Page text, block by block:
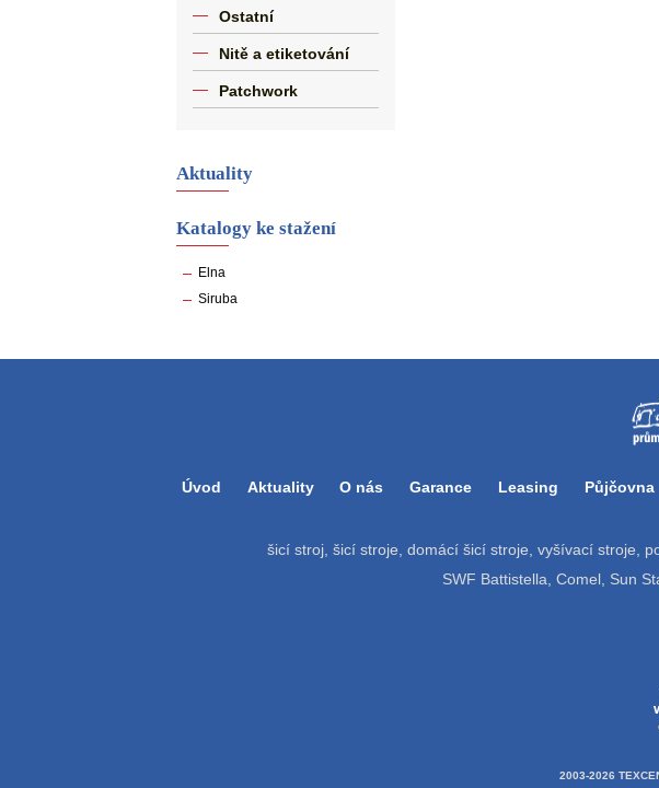
Ostatní
Nitě a etiketování
Patchwork
Aktuality
Katalogy ke stažení
Elna
Siruba
Úvod Aktuality O nás Garance Leasing Půjčovna
šicí stroj, šicí stroje, domácí šicí stroje, vyšívací stroje,
SWF Battistella, Comel, Sun
2003-2026